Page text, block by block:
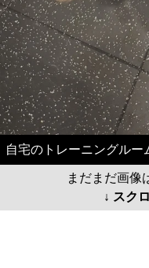
自宅のトレーニングルー
まだまだ画像
↓ スク